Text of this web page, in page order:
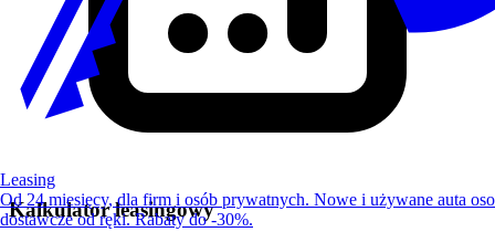
Kalkulator leasingowy
Leasing
Od 24 miesięcy, dla firm i osób prywatnych. Nowe i używane auta
dostawcze od ręki. Rabaty do -30%.